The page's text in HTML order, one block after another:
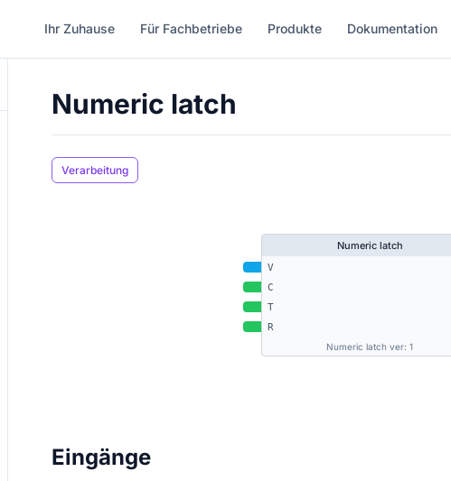
Ihr Zuhause Für Fachbetriebe Produkte Dokumentation
Numeric latch
Verarbeitung
Numeric latch
V
C
T
R
Numeric latch ver: 1
Eingänge